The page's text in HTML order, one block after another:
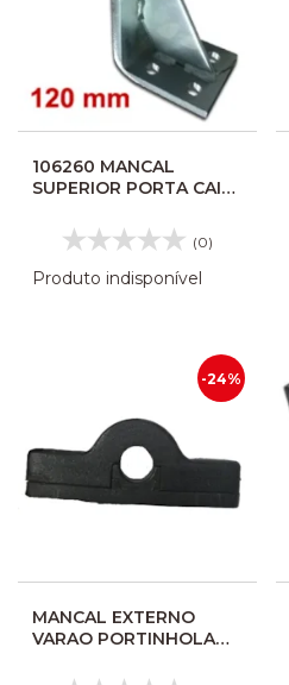
106260 MANCAL
SUPERIOR PORTA CAIO
(0)
Produto indisponível
-24%
MANCAL EXTERNO
VARAO PORTINHOLA